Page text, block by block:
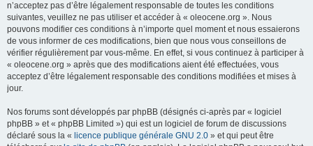
n’acceptez pas d’être légalement responsable de toutes les conditions
suivantes, veuillez ne pas utiliser et accéder à « oleocene.org ». Nous
pouvons modifier ces conditions à n’importe quel moment et nous essaierons
de vous informer de ces modifications, bien que nous vous conseillons de
vérifier régulièrement par vous-même. En effet, si vous continuez à participer à
« oleocene.org » après que des modifications aient été effectuées, vous
acceptez d’être légalement responsable des conditions modifiées et mises à
jour.
Nos forums sont développés par phpBB (désignés ci-après par « logiciel
phpBB » et « phpBB Limited ») qui est un logiciel de forum de discussions
déclaré sous la « licence publique générale GNU 2.0 » et qui peut être